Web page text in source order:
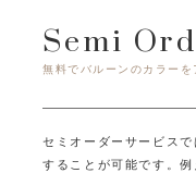
Semi
無料でバルーンのカラーを
セミオーダーサービス
することが可能です。例